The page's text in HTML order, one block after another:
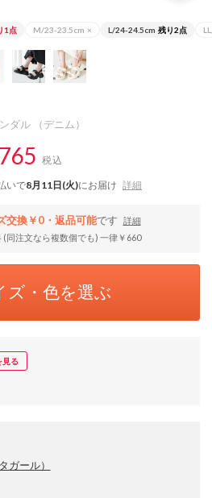
1点 M/23-23.5cm × L/24-24.5cm 残り2点
ダル （デニム）
税込
いで8月11日(火)にお届け 詳細
交換￥0・返品可能です
詳細
(同注文なら複数個でも) 一律￥660
ズ・色を選ぶ
見る
ガール）